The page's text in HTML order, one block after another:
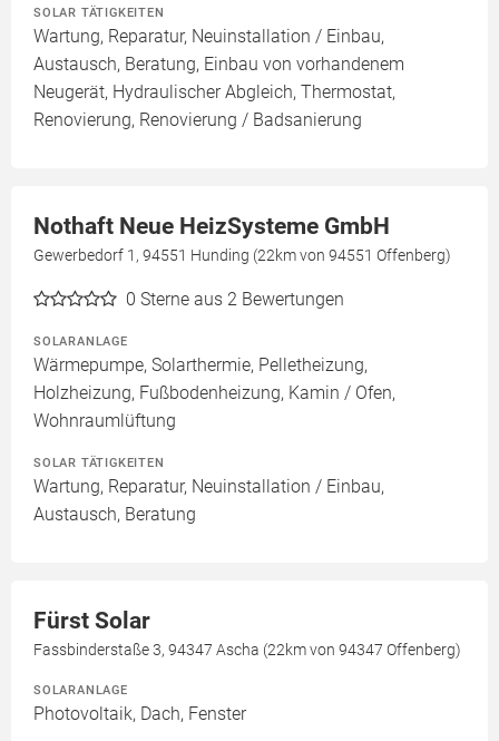
SOLAR TÄTIGKEITEN
Wartung, Reparatur, Neuinstallation / Einbau,
Austausch, Beratung, Einbau von vorhandenem
Neugerät, Hydraulischer Abgleich, Thermostat,
Renovierung, Renovierung / Badsanierung
Nothaft Neue HeizSysteme GmbH
Gewerbedorf 1, 94551 Hunding (22km von 94551 Offenberg)
0 Sterne aus 2 Bewertungen
SOLARANLAGE
Wärmepumpe, Solarthermie, Pelletheizung,
Holzheizung, Fußbodenheizung, Kamin / Ofen,
Wohnraumlüftung
SOLAR TÄTIGKEITEN
Wartung, Reparatur, Neuinstallation / Einbau,
Austausch, Beratung
Fürst Solar
Fassbinderstaße 3, 94347 Ascha (22km von 94347 Offenberg)
SOLARANLAGE
Photovoltaik, Dach, Fenster